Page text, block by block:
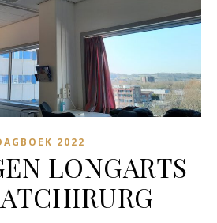
2022
LONGARTS